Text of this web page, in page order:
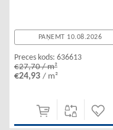
PAŅEMT 10.08.2026
Preces kods: 636613
€27,70 / m²
€24,93 / m²